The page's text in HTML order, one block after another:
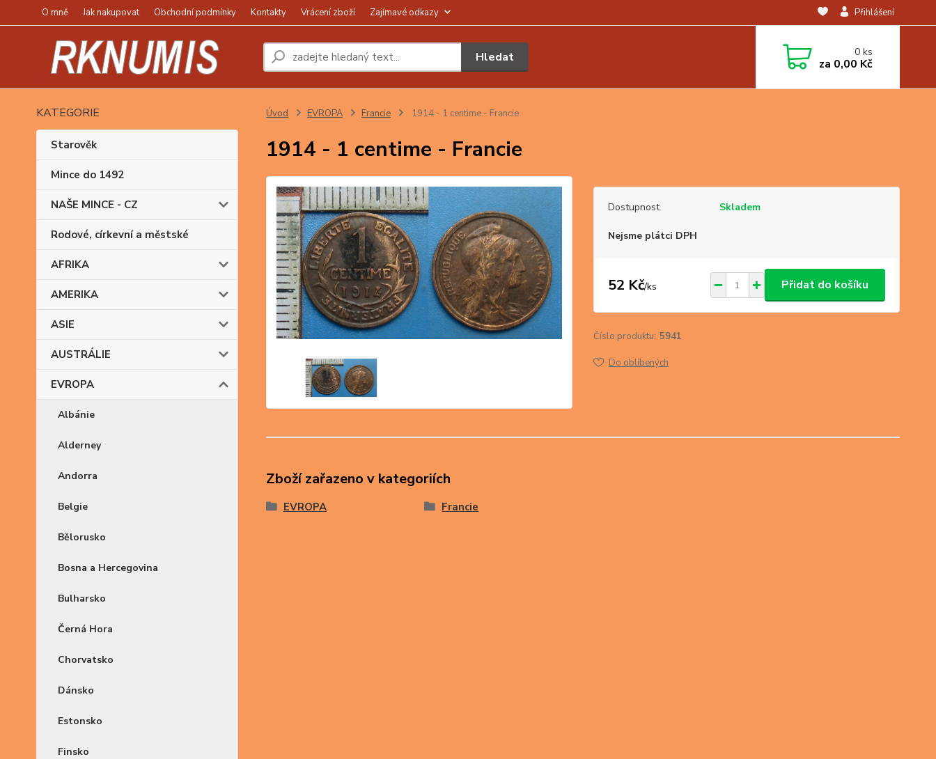
O mně Jak nakupovat Obchodní podmínky Kontakty Vrácení zboží Zajímavé odkazy Přihlášení
Hledat 0ks
za 0,00 Kč
KATEGORIE
Starověk
Mince do 1492
NAŠE MINCE - CZ
Rodové, církevní a městské
AFRIKA
AMERIKA
ASIE
AUSTRÁLIE
EVROPA
Albánie
Alderney
Andorra
Belgie
Bělorusko
Bosna a Hercegovina
Bulharsko
Černá Hora
Chorvatsko
Dánsko
Estonsko
Finsko
Úvod EVROPA Francie 1914 - 1 centime - Francie
1914 - 1 centime - Francie
Dostupnost Skladem
Nejsme plátci DPH
52 Kč/ks Přidat do košíku
Číslo produktu: 5941
Do oblíbených
Zboží zařazeno v kategoriích
EVROPA Francie